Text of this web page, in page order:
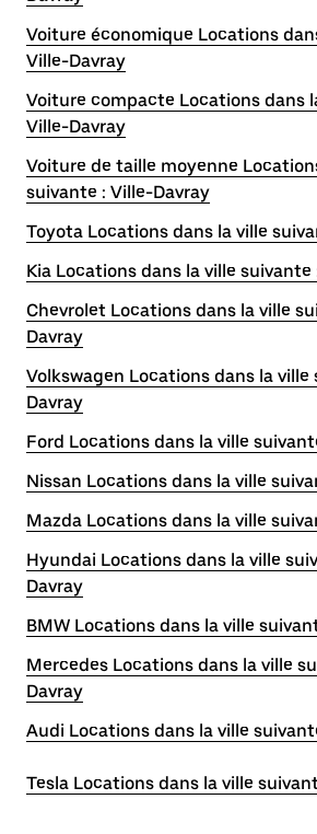
Voiture économique Locations
Ville-Davray
Voiture compacte Locations dans
Ville-Davray
Voiture de taille moyenne
suivante : Ville-Davray
Toyota Locations dans la ville
Kia Locations dans la ville suivante
Chevrolet Locations dans la ville
Davray
Volkswagen Locations dans la ville
Davray
Ford Locations dans la ville
Nissan Locations dans la ville
Mazda Locations dans la ville
Hyundai Locations dans la ville
Davray
BMW Locations dans la ville
Mercedes Locations dans la ville
Davray
Audi Locations dans la ville
Tesla Locations dans la ville